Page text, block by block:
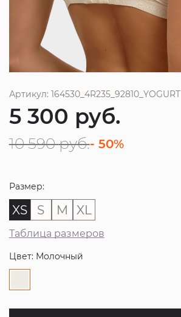
Артикул: 164530_4R235_92810_YOGURT
5 300 руб.
10 590 руб.- 50%
Размер:
XS S M XL
Таблица размеров
Цвет: Молочный